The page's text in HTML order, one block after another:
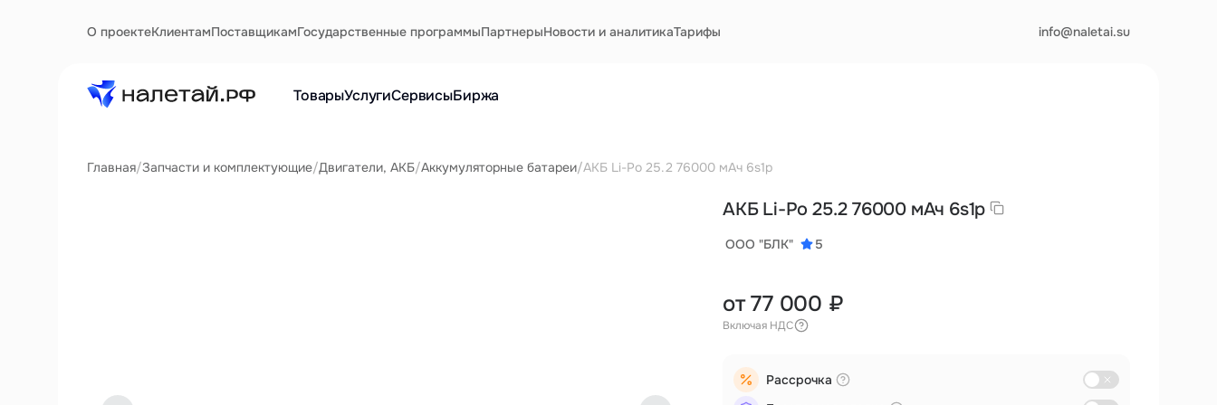
О проектеКлиентамПоставщикамГосударственные программыПартнерыНовости и аналитикаТарифы info@naletai.su
ТоварыУслугиСервисыБиржа
Главная/Запчасти и комплектующие/Двигатели, АКБ/Аккумуляторные батареи/АКБ Li-Po 25.2 76000 мАч 6s1p
АКБ Li-Po 25.2 76000 мАч 6s1p
ООО "БЛК" 5
от 77 000 ₽
Включая НДС
Рассрочка